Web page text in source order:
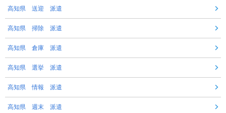
高知県 送迎 派遣
高知県 掃除 派遣
高知県 倉庫 派遣
高知県 選挙 派遣
高知県 情報 派遣
高知県 週末 派遣